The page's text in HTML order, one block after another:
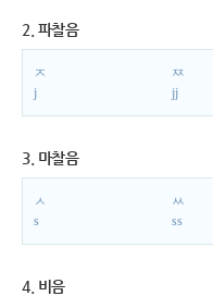
2. 파찰음
ㅈ
j
ㅉ
jj
3. 마찰음
ㅅ
s
ㅆ
ss
4. 비음